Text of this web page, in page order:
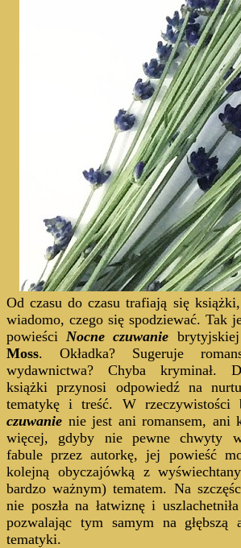
Od czasu do czasu trafiają się
wiadomo, czego się spodziewać. Tak
powieści Nocne czuwanie
Moss. Okładka? Sugeruje
wydawnictwa? Chyba kryminał.
książki przynosi odpowiedź na
tematykę i treść. W rzeczywistości
czuwanie nie jest ani romansem, ani
więcej, gdyby nie pewne chwyty
fabule przez autorkę, jej powieść
kolejną obyczajówką z
bardzo ważnym) tematem. Na
nie poszła na łatwiznę i
pozwalając tym samym na głębszą
tematyki.